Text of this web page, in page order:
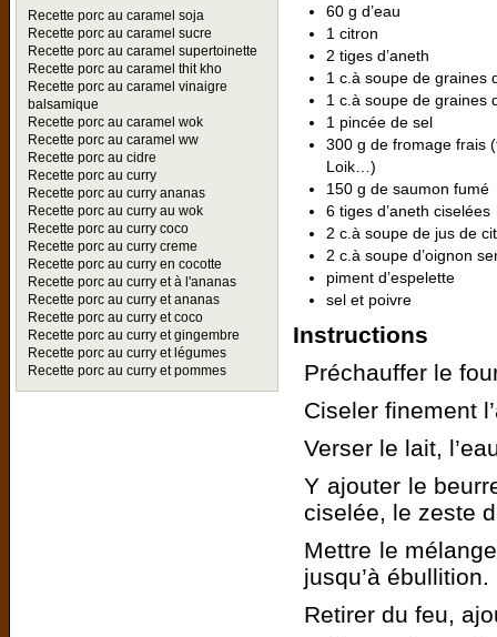
Recette porc au caramel soja
Recette porc au caramel sucre
Recette porc au caramel supertoinette
Recette porc au caramel thit kho
Recette porc au caramel vinaigre
balsamique
Recette porc au caramel wok
Recette porc au caramel ww
Recette porc au cidre
Recette porc au curry
Recette porc au curry ananas
Recette porc au curry au wok
Recette porc au curry coco
Recette porc au curry creme
Recette porc au curry en cocotte
Recette porc au curry et à l'ananas
Recette porc au curry et ananas
Recette porc au curry et coco
Recette porc au curry et gingembre
Recette porc au curry et légumes
Recette porc au curry et pommes
60 g d’eau
1 citron
2 tiges d’aneth
1 c.à soupe de graines
1 c.à soupe de graines
1 pincée de sel
300 g de fromage frais
Loik…)
150 g de saumon fumé
6 tiges d’aneth ciselées
2 c.à soupe de jus de
2 c.à soupe d’oignon
piment d’espelette
sel et poivre
Instructions
Préchauffer le
Ciseler finement
Verser le lait,
Y ajouter le
ciselée, le zeste
Mettre le
jusqu’à ébullition.
Retirer du feu,